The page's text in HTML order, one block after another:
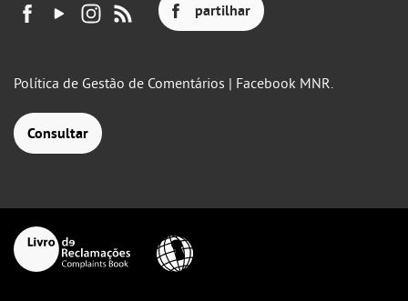
partilhar
Política de Gestão de Comentários | Facebook MNR.
Consultar